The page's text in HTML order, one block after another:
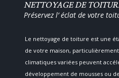
NETTOYAGE DE
Préservez l’ éclat de votre
Le nettoyage de toiture est une
de votre maison,
climatiques variées peuvent
développement de mousses ou